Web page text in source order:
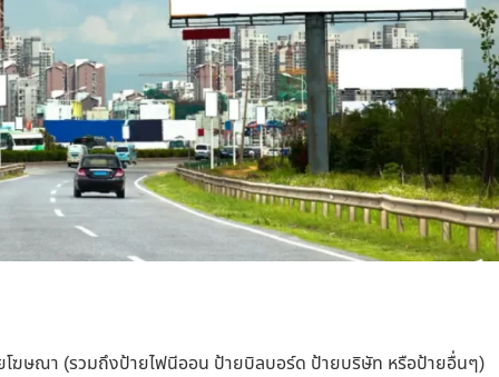
ฆษณา (รวมถึงป้ายไฟนีออน ป้ายบิลบอร์ด ป้ายบริษัท หรือป้ายอื่นๆ)